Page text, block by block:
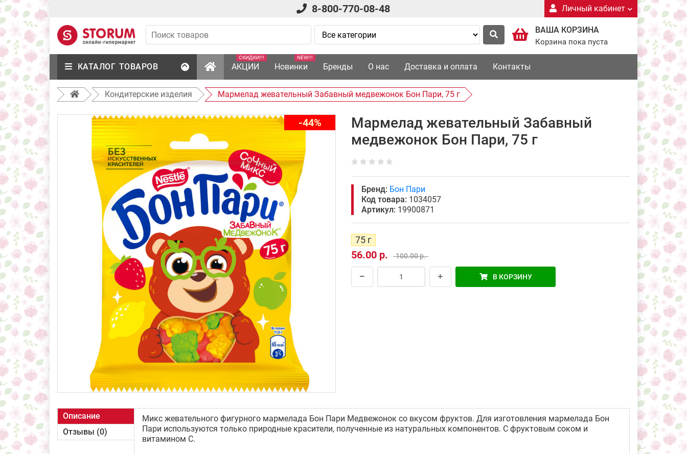
8-800-770-08-48 Личный кабинет
ВАША КОРЗИНА
Корзина пока пуста
КАТАЛОГ ТОВАРОВ АКЦИИ
СКИДКИ!!!
Новинки
NEW!!!
Бренды О нас Доставка и оплата Контакты
Кондитерские изделия Мармелад жевательный Забавный медвежонок Бон Пари, 75 г
-44%
Мармелад жевательный Забавный
медвежонок Бон Пари, 75 г
Бренд: Бон Пари
Код товара: 1034057
Артикул: 19900871
75 г
56.00 р. 100.00 р.
В КОРЗИНУ
Описание
Отзывы (0)
Микс жевательного фигурного мармелада Бон Пари Медвежонок со вкусом фруктов. Для изготовления мармелада Бон
Пари используются только природные красители, полученные из натуральных компонентов. С фруктовым соком и
витамином С.